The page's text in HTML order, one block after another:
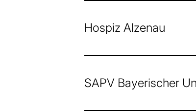
Hospiz Alzenau
SAPV Bayerischer